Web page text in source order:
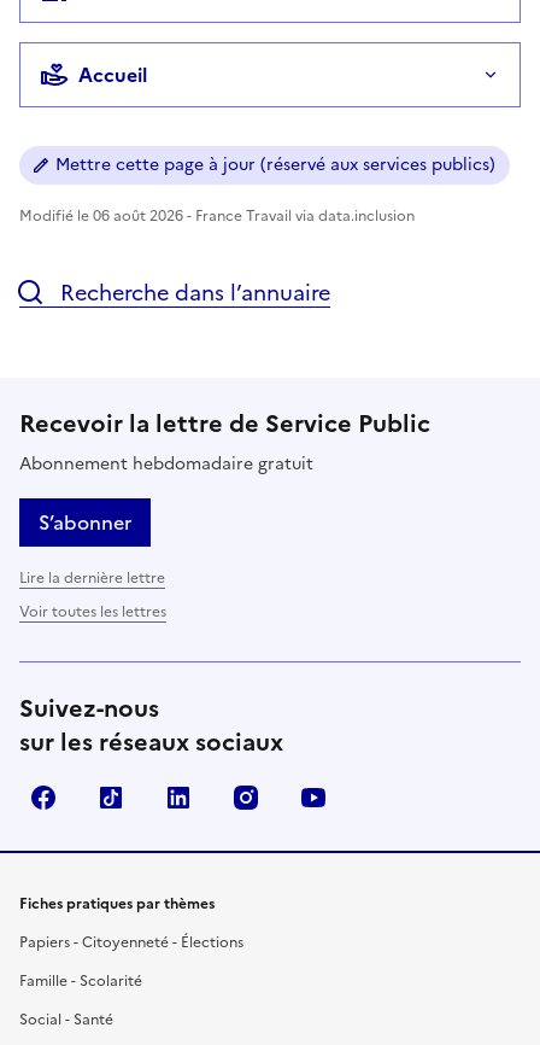
Accueil
Mettre cette page à jour (réservé aux services publics)
Modifié le 06 août 2026 - France Travail via data.inclusion
Recherche dans l’annuaire
Recevoir la lettre de Service Public
Abonnement hebdomadaire gratuit
S’abonner
Lire la dernière lettre
Voir toutes les lettres
Suivez-nous
sur les réseaux sociaux
FacebookTikTok LinkedIn Instagram
Fiches pratiques par thèmes
Papiers - Citoyenneté - Élections
Famille - Scolarité
Social - Santé